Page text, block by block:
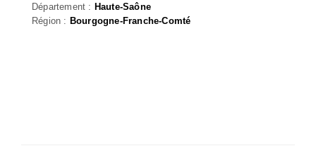
Département : Haute-Saône
Région : Bourgogne-Franche-Comté